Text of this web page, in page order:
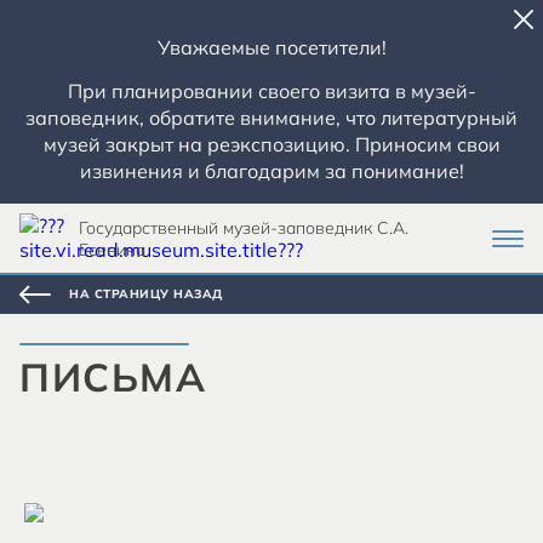
Уважаемые посетители!
При планировании своего визита в музей-
заповедник, обратите внимание, что литературный
музей закрыт на реэкспозицию. Приносим свои
извинения и благодарим за понимание!
Государственный музей-заповедник С.А.
Есенина
НА СТРАНИЦУ НАЗАД
ПИСЬМА